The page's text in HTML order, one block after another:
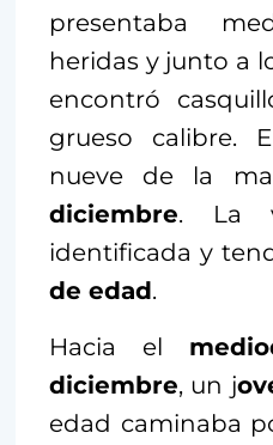
presentaba
heridas y junto a
encontró
grueso calibre.
nueve de la
diciembre. La
identificada y
de edad.
Hacia el
diciembre, un j
edad caminaba